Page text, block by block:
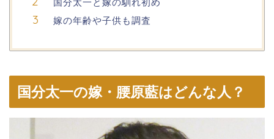
国分太一と嫁の馴れ初め
嫁の年齢や子供も調査
国分太一の嫁・腰原藍はどんな人？